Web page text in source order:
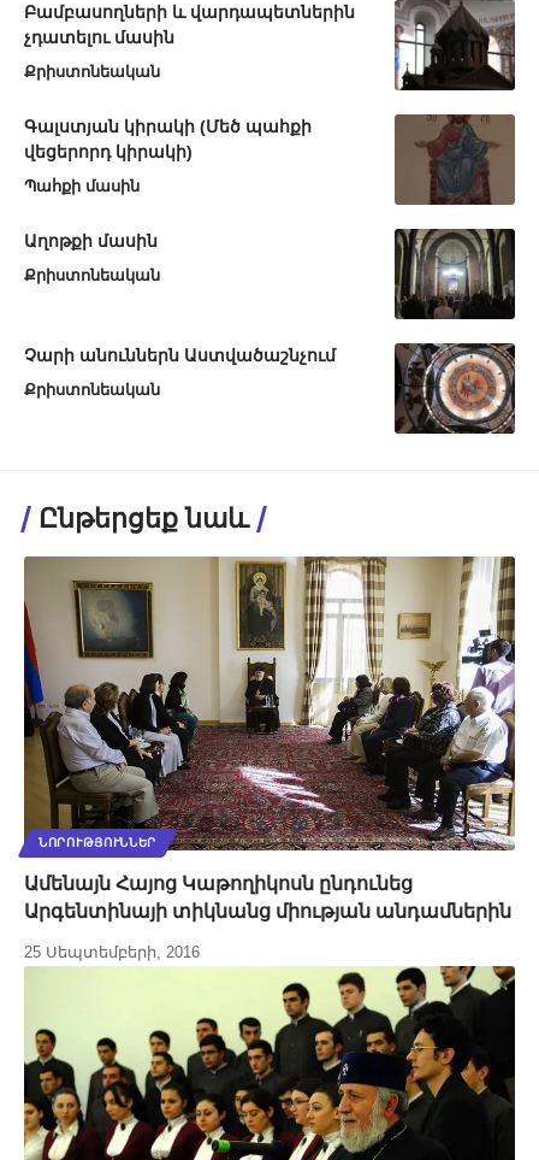
Բամբասողների և վարդապետներին
չդատելու մասին
Քրիստոնեական
Գալստյան կիրակի (Մեծ պահքի
վեցերորդ կիրակի)
Պահքի մասին
Աղոթքի մասին
Քրիստոնեական
Չարի անուններն Աստվածաշնչում
Քրիստոնեական
Ընթերցեք նաև
ՆՈՐՈՒԹՅՈՒՆՆԵՐ
Ամենայն Հայոց Կաթողիկոսն ընդունեց
Արգենտինայի տիկնանց միության անդամներին
25 Սեպտեմբերի, 2016